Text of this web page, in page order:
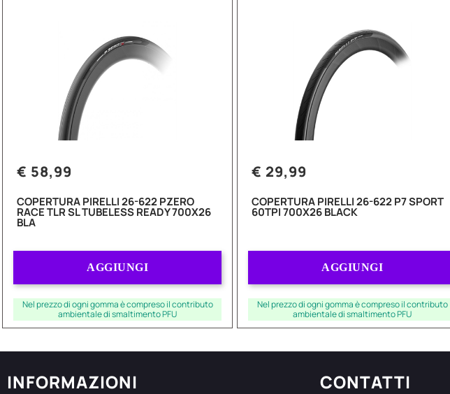
€ 58,99
COPERTURA PIRELLI 26-622 PZERO
RACE TLR SL TUBELESS READY 700X26
BLA
AGGIUNGI
Nel prezzo di ogni gomma è compreso il contributo
ambientale di smaltimento PFU
€ 29,99
COPERTURA PIRELLI 26-622 P7 SPORT
60TPI 700X26 BLACK
AGGIUNGI
Nel prezzo di ogni gomma è compreso il contributo
ambientale di smaltimento PFU
INFORMAZIONI CONTATTI